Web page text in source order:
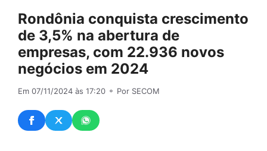
Rondônia conquista crescimento
de 3,5% na abertura de
empresas, com 22.936 novos
negócios em 2024
Em 07/11/2024 às 17:20 ⚬ Por SECOM